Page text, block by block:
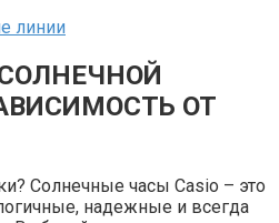
линии
ОТ
Солнечные часы Casio – это
надежные и всегда